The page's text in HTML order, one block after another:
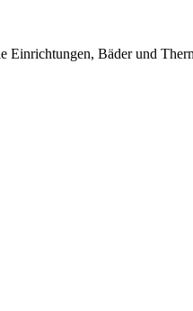
Bäder und